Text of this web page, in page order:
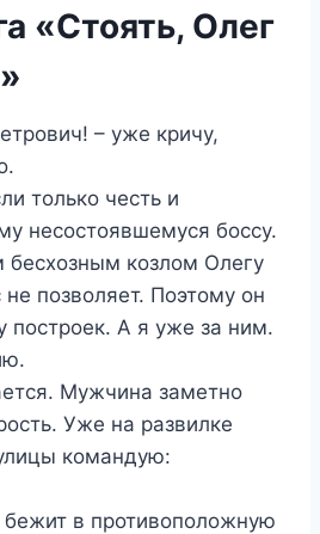
«Стоять, Олег
– уже кричу,
только честь и
несостоявшемуся боссу.
козлом Олегу
не позволяет. Поэтому он
построек. А я уже за ним.
Мужчина заметно
Уже на развилке
командую:
в противоположную